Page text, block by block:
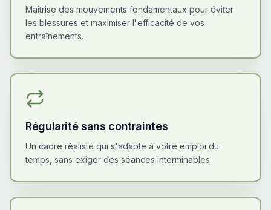
Maîtrise des mouvements fondamentaux pour éviter
les blessures et maximiser l'efficacité de vos
entraînements.
Régularité sans contraintes
Un cadre réaliste qui s'adapte à votre emploi du
temps, sans exiger des séances interminables.